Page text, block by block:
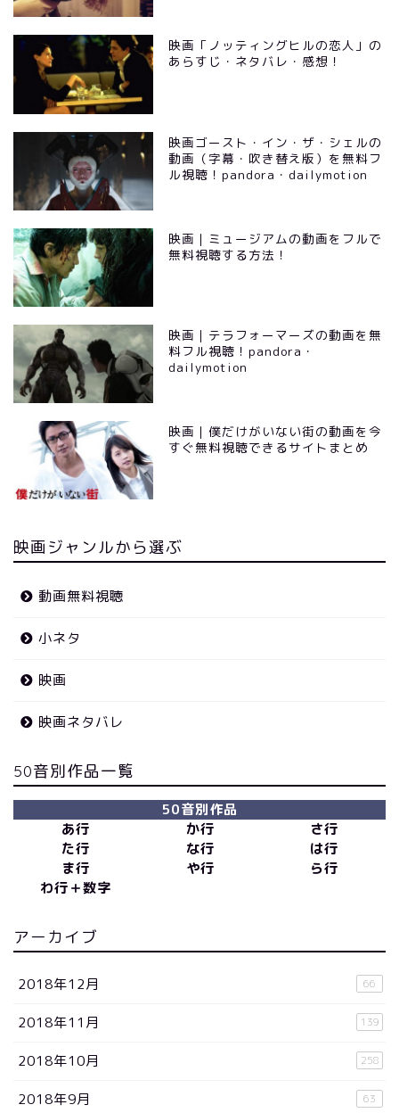
映画「ノッティングヒルの恋人」の
あらすじ・ネタバレ・感想！
映画ゴースト・イン・ザ・シェルの
動画（字幕・吹き替え版）を無料フ
ル視聴！pandora・dailymotion
映画｜ミュージアムの動画をフルで
無料視聴する方法！
映画｜テラフォーマーズの動画を無
料フル視聴！pandora・
dailymotion
映画｜僕だけがいない街の動画を今
すぐ無料視聴できるサイトまとめ
映画ジャンルから選ぶ
動画無料視聴
小ネタ
映画
映画ネタバレ
50音別作品一覧
50音別作品
あ行
か行
さ行
た行
な行
は行
ま行
や行
ら行
わ行＋数字
アーカイブ
2018年12月 66
2018年11月 139
2018年10月 258
2018年9月 63